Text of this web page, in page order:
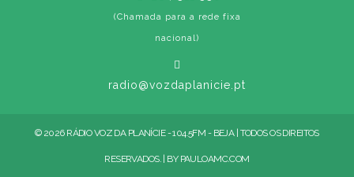
(Chamada para a rede fixa
nacional)
radio@vozdaplanicie.pt
© 2026 RÁDIO VOZ DA PLANÍCIE - 104.5FM - BEJA | TODOS OS DIREITOS
RESERVADOS. | BY PAULOAMC.COM